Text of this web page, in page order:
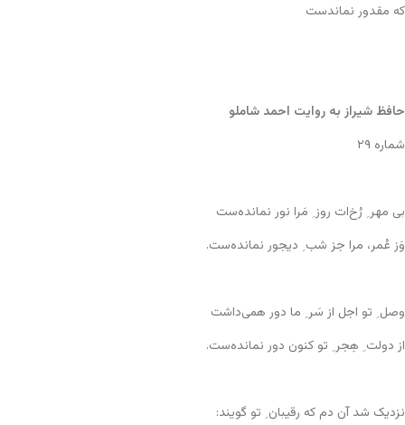
که مقدور نماندست
حافظ شیراز به روایت احمد شاملو
شماره ۲۹
بی مهر ِ رُخ‌ات روز ِ مَرا نور نمانده‌ست
وَز عُمر، مرا جز شب ِ دیجور نمانده‌ست.
وصل ِ تو اجل از سَر ِ ما دور همی‌داشت
از دولت ِ هِجر ِ تو کنون دور نمانده‌ست.
نزدیک شد آن دم که رقیبان ِ تو گویند: